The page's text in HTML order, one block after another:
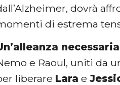
dovrà
di estrema
e Raoul, uniti da
liberare Lara e